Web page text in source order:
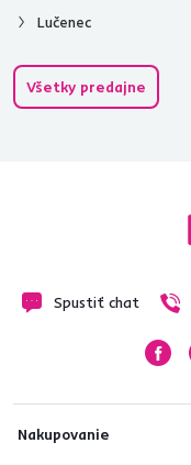
Lučenec
Všetky predajne
Spustiť chat
Nakupovanie